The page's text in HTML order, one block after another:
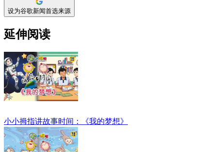
设为谷歌新闻首选来源
延伸阅读
小小拇指讲故事时间：《我的梦想》